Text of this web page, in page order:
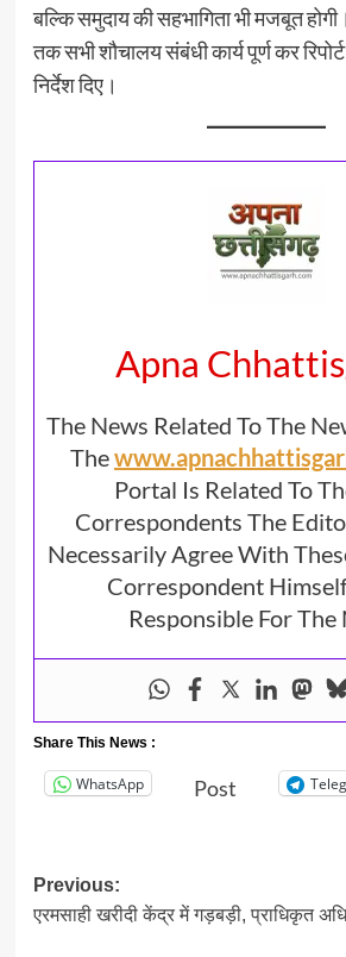
बल्कि समुदाय की सहभागिता भी मजबूत
तक सभी शौचालय संबंधी कार्य पूर्ण कर
निर्देश दिए।
Apna
The News Related To The
The
Portal Is Related To
Correspondents The
Necessarily Agree With
Correspondent
Responsible For The
Share This News :
WhatsApp Post
Post
navigation
Previous:
एरमसाही खरीदी केंद्र में गड़बड़ी, प्राधिकृत